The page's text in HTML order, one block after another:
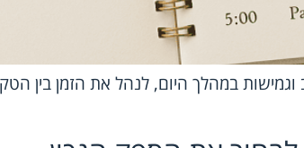
במהלך היום, לנהל את הזמן בין